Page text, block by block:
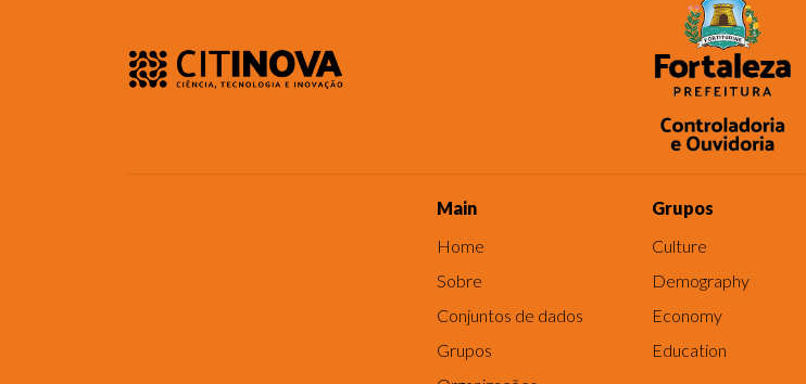
Main
Home
Sobre
Conjuntos de dados
Grupos
Grupos
Culture
Demography
Economy
Education